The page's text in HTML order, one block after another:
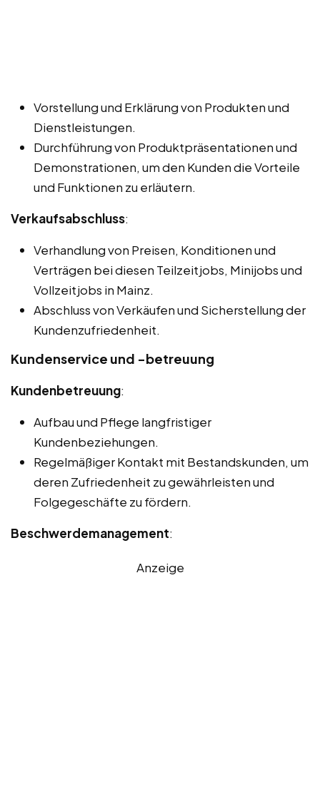
Vorstellung und Erklärung von Produkten und
Dienstleistungen.
Durchführung von Produktpräsentationen und
Demonstrationen, um den Kunden die Vorteile
und Funktionen zu erläutern.
Verkaufsabschluss:
Verhandlung von Preisen, Konditionen und
Verträgen bei diesen Teilzeitjobs, Minijobs und
Vollzeitjobs in Mainz.
Abschluss von Verkäufen und Sicherstellung der
Kundenzufriedenheit.
Kundenservice und -betreuung
Kundenbetreuung:
Aufbau und Pflege langfristiger
Kundenbeziehungen.
Regelmäßiger Kontakt mit Bestandskunden, um
deren Zufriedenheit zu gewährleisten und
Folgegeschäfte zu fördern.
Beschwerdemanagement:
Anzeige